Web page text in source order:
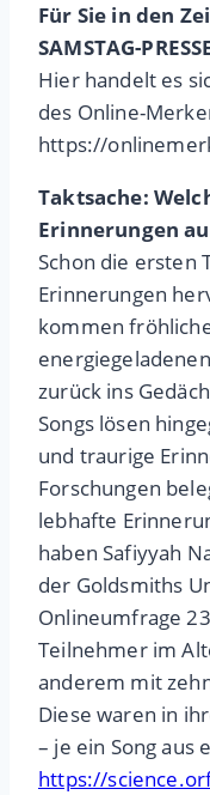
Für Sie in den
SAMSTAG-
Hier handelt es
des Online-
https://
Taktsache:
Erinnerungen
Schon die ersten
Erinnerungen
kommen
zurück ins
Songs lösen
und traurige
Forschungen
lebhafte
haben Safiyyah
der Goldsmiths
Onlineumfrage
Teilnehmer im
anderem mit
Diese waren in
– je ein Song aus
https://